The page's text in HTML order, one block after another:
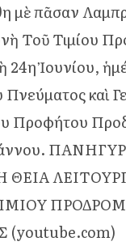
μὲ πᾶσαν
Τοῦ Τιμίου
24η Ἰουνίου,
καὶ
Προφήτου
ΘΕΙΑ